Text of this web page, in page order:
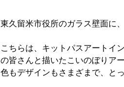
東久留米市役所のガラス壁面に
こちらは、キットパスアートイ
の皆さんと描いたこいのぼりアー
色もデザインもさまざまで、と